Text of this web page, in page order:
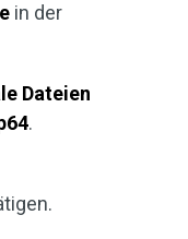
in der
Dateien
.